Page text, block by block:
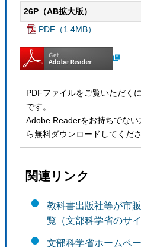
26P（AB拡大版）
PDF（1.4MB）
PDFファイルをご覧いただく
です。
Adobe Readerをお持ちでな
ら無料ダウンロードしてくださ
関連リンク
教科書出版社等が市
覧（文部科学省のサイ
文部科学省ホームペ